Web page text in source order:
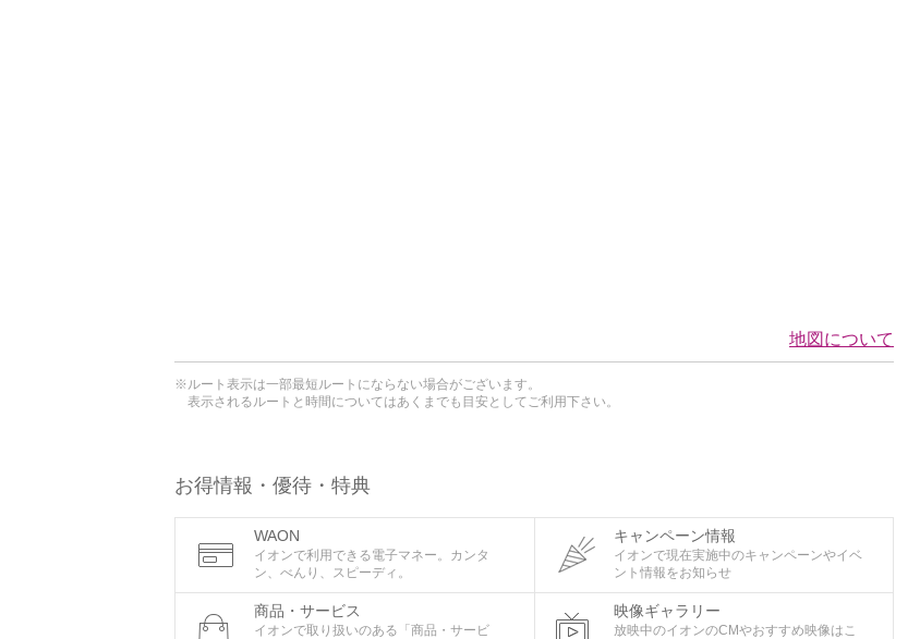
地図について
※ルート表示は一部最短ルートにならない場合がございます。
表示されるルートと時間についてはあくまでも目安としてご利用下さい。
お得情報・優待・特典
WAON
イオンで利用できる電子マネー。カンタ
ン、べんり、スピーディ。
キャンペーン情報
イオンで現在実施中のキャンペーンやイベ
ント情報をお知らせ
商品・サービス
イオンで取り扱いのある「商品・サービ
映像ギャラリー
放映中のイオンのCMやおすすめ映像はこ